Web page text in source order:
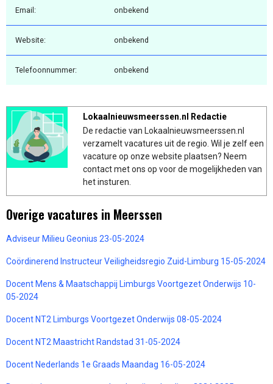
Email: onbekend
Website: onbekend
Telefoonnummer: onbekend
Lokaalnieuwsmeerssen.nl Redactie
De redactie van Lokaalnieuwsmeerssen.nl
verzamelt vacatures uit de regio. Wil je zelf een
vacature op onze website plaatsen? Neem
contact met ons op voor de mogelijkheden van
het insturen.
Overige vacatures in Meerssen
Adviseur Milieu Geonius 23-05-2024
Coördinerend Instructeur Veiligheidsregio Zuid-Limburg 15-05-2024
Docent Mens & Maatschappij Limburgs Voortgezet Onderwijs 10-
05-2024
Docent NT2 Limburgs Voortgezet Onderwijs 08-05-2024
Docent NT2 Maastricht Randstad 31-05-2024
Docent Nederlands 1e Graads Maandag 16-05-2024